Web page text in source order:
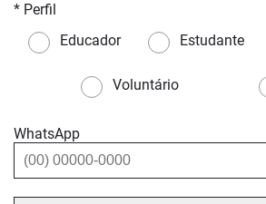
* Perfil
Educador
Estudante
Voluntário
WhatsApp